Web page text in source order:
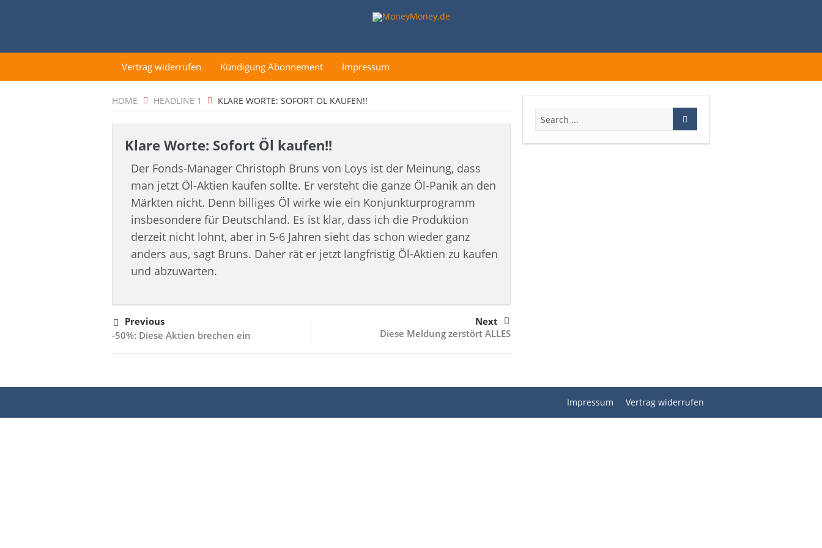
Vertrag widerrufen Kündigung Abonnement Impressum
HOME HEADLINE 1 KLARE WORTE: SOFORT ÖL KAUFEN!!
Klare Worte: Sofort Öl kaufen!!
Der Fonds-Manager Christoph Bruns von Loys ist der Meinung, dass
man jetzt Öl-Aktien kaufen sollte. Er versteht die ganze Öl-Panik an den
Märkten nicht. Denn billiges Öl wirke wie ein Konjunkturprogramm
insbesondere für Deutschland. Es ist klar, dass ich die Produktion
derzeit nicht lohnt, aber in 5-6 Jahren sieht das schon wieder ganz
anders aus, sagt Bruns. Daher rät er jetzt langfristig Öl-Aktien zu kaufen
und abzuwarten.
Previous
-50%: Diese Aktien brechen ein
Next
Diese Meldung zerstört ALLES
Impressum Vertrag widerrufen